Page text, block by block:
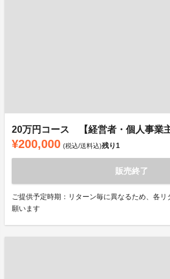
20万円コース 【経営者・個人事業
¥200,000 (税込/送料込)残り1
販売終了
ご提供予定時期：リターン毎に異なるため、各
願います